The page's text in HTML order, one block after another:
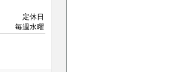
定休日
毎週水曜